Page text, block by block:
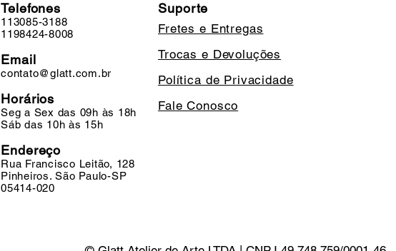
Telefones
113085-3188
1198424-8008
Email
contato@glatt.com.br
Horários
Seg a Sex das 09h às 18h
Sáb das 10h às 15h
Endereço
Rua Francisco Leitão, 128
Pinheiros. São Paulo-SP
05414-020
Suporte
Fretes e Entregas
Trocas e Devoluções
Política de Privacidade
Fale Conosco